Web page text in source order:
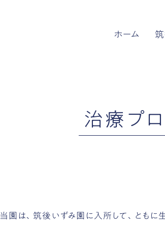
ホーム
治療プ
当園は、筑後いずみ園に入所して、ともに